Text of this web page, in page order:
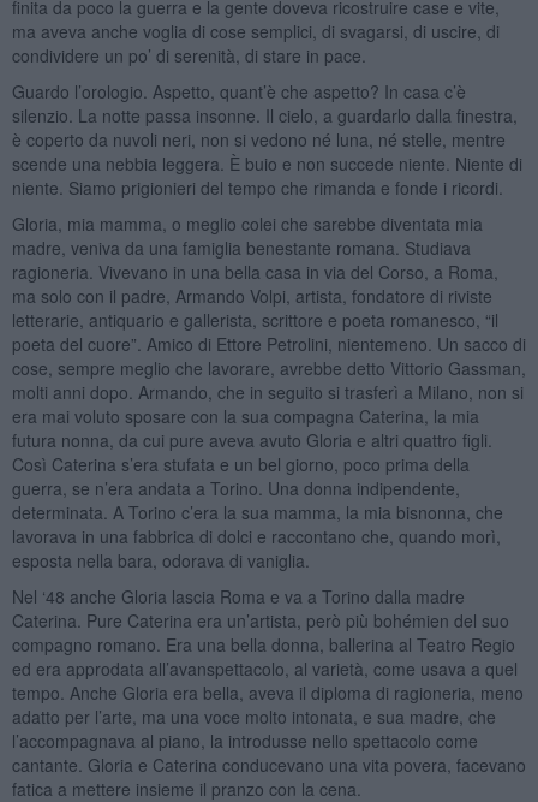
finita da poco la guerra e la gente doveva ricostruire case e vite,
ma aveva anche voglia di cose semplici, di svagarsi, di uscire, di
condividere un po’ di serenità, di stare in pace.
Guardo l’orologio. Aspetto, quant’è che aspetto? In casa c’è
silenzio. La notte passa insonne. Il cielo, a guardarlo dalla finestra,
è coperto da nuvoli neri, non si vedono né luna, né stelle, mentre
scende una nebbia leggera. È buio e non succede niente. Niente di
niente. Siamo prigionieri del tempo che rimanda e fonde i ricordi.
Gloria, mia mamma, o meglio colei che sarebbe diventata mia
madre, veniva da una famiglia benestante romana. Studiava
ragioneria. Vivevano in una bella casa in via del Corso, a Roma,
ma solo con il padre, Armando Volpi, artista, fondatore di riviste
letterarie, antiquario e gallerista, scrittore e poeta romanesco, “il
poeta del cuore”. Amico di Ettore Petrolini, nientemeno. Un sacco di
cose, sempre meglio che lavorare, avrebbe detto Vittorio Gassman,
molti anni dopo. Armando, che in seguito si trasferì a Milano, non si
era mai voluto sposare con la sua compagna Caterina, la mia
futura nonna, da cui pure aveva avuto Gloria e altri quattro figli.
Così Caterina s’era stufata e un bel giorno, poco prima della
guerra, se n’era andata a Torino. Una donna indipendente,
determinata. A Torino c’era la sua mamma, la mia bisnonna, che
lavorava in una fabbrica di dolci e raccontano che, quando morì,
esposta nella bara, odorava di vaniglia.
Nel ‘48 anche Gloria lascia Roma e va a Torino dalla madre
Caterina. Pure Caterina era un’artista, però più bohémien del suo
compagno romano. Era una bella donna, ballerina al Teatro Regio
ed era approdata all’avanspettacolo, al varietà, come usava a quel
tempo. Anche Gloria era bella, aveva il diploma di ragioneria, meno
adatto per l’arte, ma una voce molto intonata, e sua madre, che
l’accompagnava al piano, la introdusse nello spettacolo come
cantante. Gloria e Caterina conducevano una vita povera, facevano
fatica a mettere insieme il pranzo con la cena.